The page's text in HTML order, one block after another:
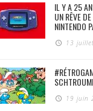
IL Y A 25
UN RÊVE
NINTENDO
13
19 juin